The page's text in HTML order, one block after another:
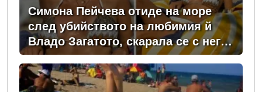
Симона Пейчева отиде на море
след убийството на любимия й
Владо Загатото, скарала се с него
за пари